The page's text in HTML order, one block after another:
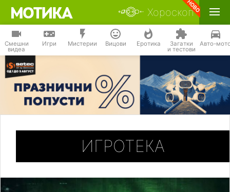
Хороскоп
Смешни
видеа
Игри Мистерии Вицови Еротика Загатки
и тестови
Авто-
ИГРОТЕКА